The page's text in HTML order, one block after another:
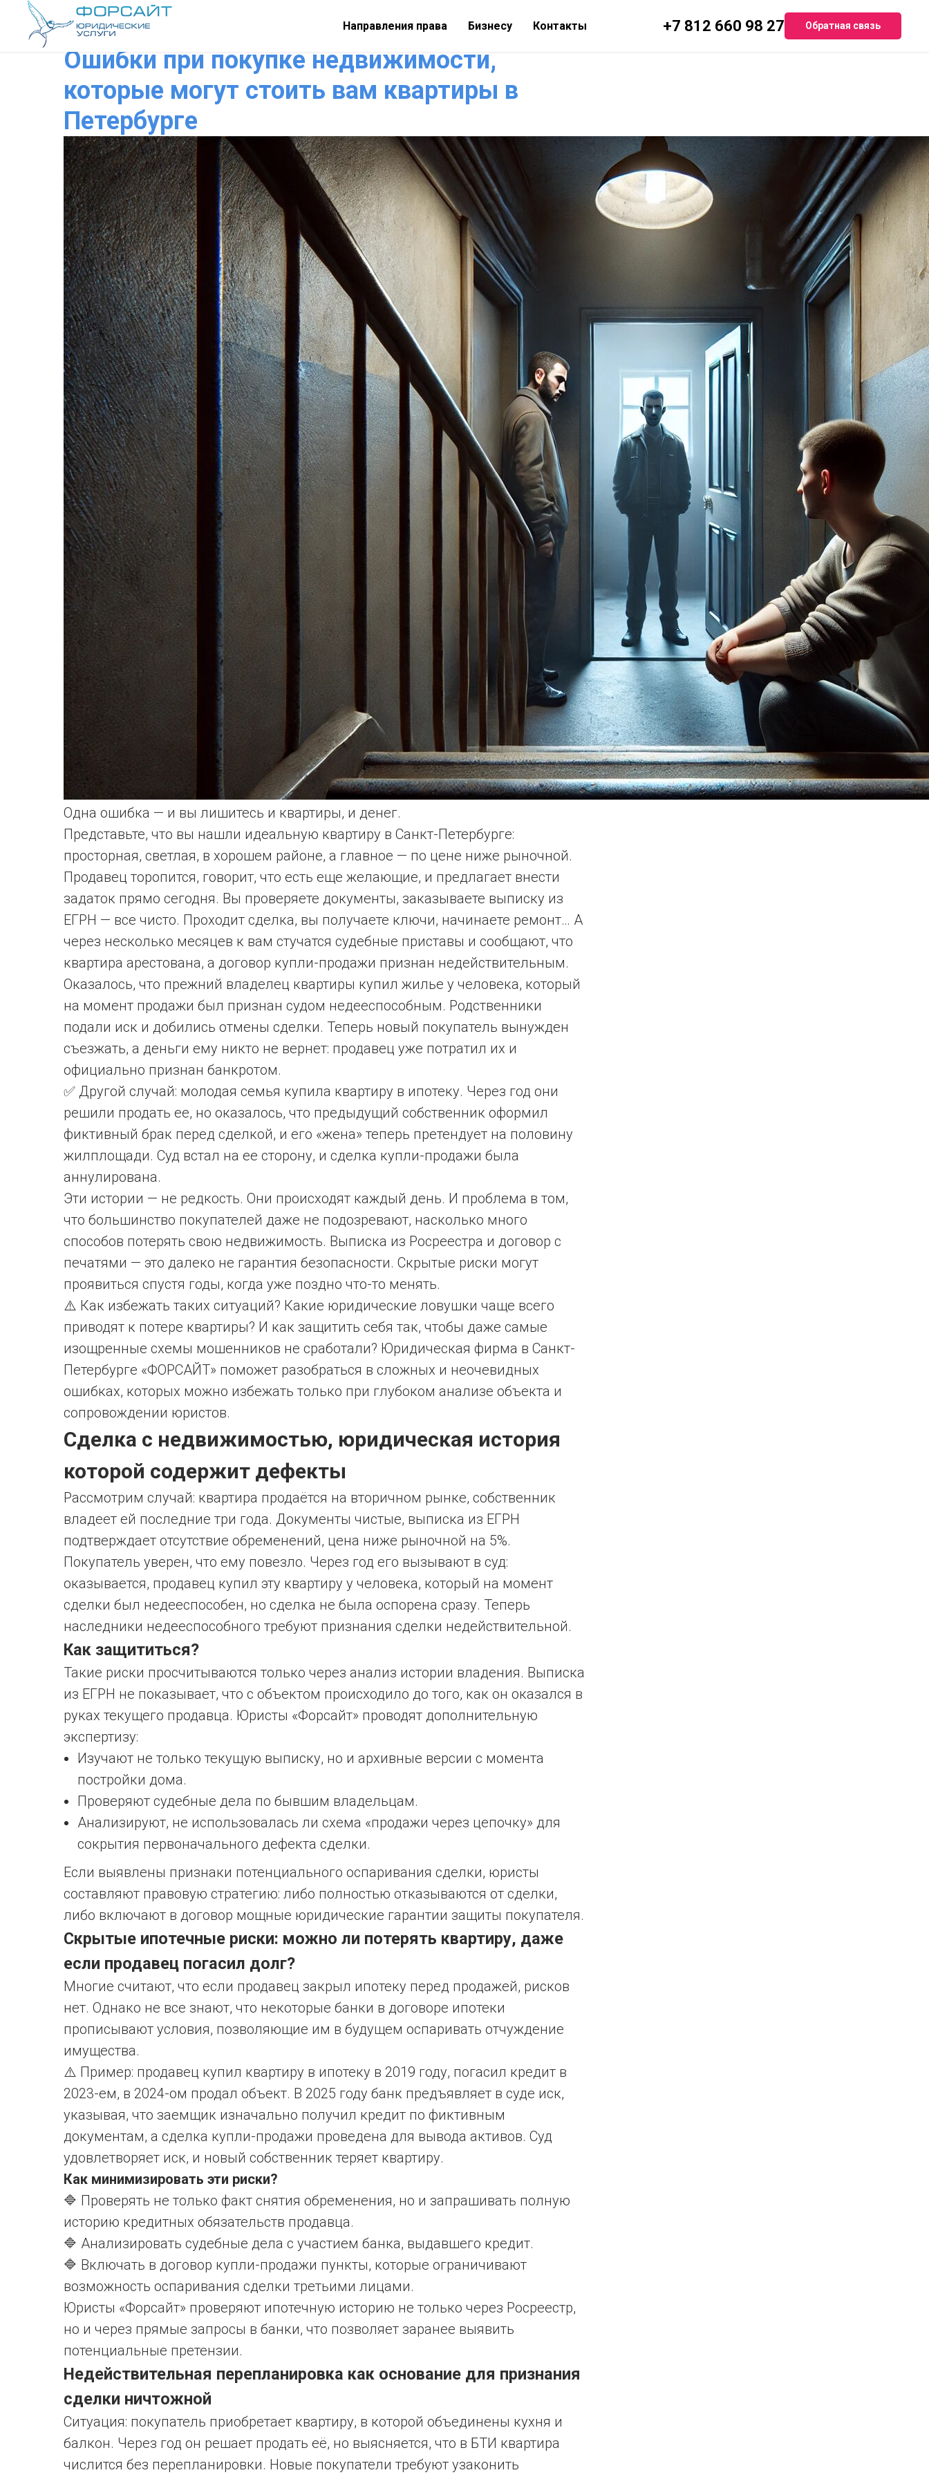
Направления права Бизнесу Контакты +7 812 660 98 27 Обратная связь
Ошибки при покупке недвижимости,
которые могут стоить вам квартиры в
Петербурге
Одна ошибка — и вы лишитесь и квартиры, и денег.
Представьте, что вы нашли идеальную квартиру в Санкт-Петербурге:
просторная, светлая, в хорошем районе, а главное — по цене ниже рыночной.
Продавец торопится, говорит, что есть еще желающие, и предлагает внести
задаток прямо сегодня. Вы проверяете документы, заказываете выписку из
ЕГРН — все чисто. Проходит сделка, вы получаете ключи, начинаете ремонт… А
через несколько месяцев к вам стучатся судебные приставы и сообщают, что
квартира арестована, а договор купли-продажи признан недействительным.
Оказалось, что прежний владелец квартиры купил жилье у человека, который
на момент продажи был признан судом недееспособным. Родственники
подали иск и добились отмены сделки. Теперь новый покупатель вынужден
съезжать, а деньги ему никто не вернет: продавец уже потратил их и
официально признан банкротом.
✅ Другой случай: молодая семья купила квартиру в ипотеку. Через год они
решили продать ее, но оказалось, что предыдущий собственник оформил
фиктивный брак перед сделкой, и его «жена» теперь претендует на половину
жилплощади. Суд встал на ее сторону, и сделка купли-продажи была
аннулирована.
Эти истории — не редкость. Они происходят каждый день. И проблема в том,
что большинство покупателей даже не подозревают, насколько много
способов потерять свою недвижимость. Выписка из Росреестра и договор с
печатями — это далеко не гарантия безопасности. Скрытые риски могут
проявиться спустя годы, когда уже поздно что-то менять.
⚠️ Как избежать таких ситуаций? Какие юридические ловушки чаще всего
приводят к потере квартиры? И как защитить себя так, чтобы даже самые
изощренные схемы мошенников не сработали? Юридическая фирма в Санкт-
Петербурге «ФОРСАЙТ» поможет разобраться в сложных и неочевидных
ошибках, которых можно избежать только при глубоком анализе объекта и
сопровождении юристов.
Сделка с недвижимостью, юридическая история
которой содержит дефекты
Рассмотрим случай: квартира продаётся на вторичном рынке, собственник
владеет ей последние три года. Документы чистые, выписка из ЕГРН
подтверждает отсутствие обременений, цена ниже рыночной на 5%.
Покупатель уверен, что ему повезло. Через год его вызывают в суд:
оказывается, продавец купил эту квартиру у человека, который на момент
сделки был недееспособен, но сделка не была оспорена сразу. Теперь
наследники недееспособного требуют признания сделки недействительной.
Как защититься?
Такие риски просчитываются только через анализ истории владения. Выписка
из ЕГРН не показывает, что с объектом происходило до того, как он оказался в
руках текущего продавца. Юристы «Форсайт» проводят дополнительную
экспертизу:
Изучают не только текущую выписку, но и архивные версии с момента
постройки дома.
Проверяют судебные дела по бывшим владельцам.
Анализируют, не использовалась ли схема «продажи через цепочку» для
сокрытия первоначального дефекта сделки.
Если выявлены признаки потенциального оспаривания сделки, юристы
составляют правовую стратегию: либо полностью отказываются от сделки,
либо включают в договор мощные юридические гарантии защиты покупателя.
Скрытые ипотечные риски: можно ли потерять квартиру, даже
если продавец погасил долг?
Многие считают, что если продавец закрыл ипотеку перед продажей, рисков
нет. Однако не все знают, что некоторые банки в договоре ипотеки
прописывают условия, позволяющие им в будущем оспаривать отчуждение
имущества.
⚠️ Пример: продавец купил квартиру в ипотеку в 2019 году, погасил кредит в
2023-ем, в 2024-ом продал объект. В 2025 году банк предъявляет в суде иск,
указывая, что заемщик изначально получил кредит по фиктивным
документам, а сделка купли-продажи проведена для вывода активов. Суд
удовлетворяет иск, и новый собственник теряет квартиру.
Как минимизировать эти риски?
🔷 Проверять не только факт снятия обременения, но и запрашивать полную
историю кредитных обязательств продавца.
🔷 Анализировать судебные дела с участием банка, выдавшего кредит.
🔷 Включать в договор купли-продажи пункты, которые ограничивают
возможность оспаривания сделки третьими лицами.
Юристы «Форсайт» проверяют ипотечную историю не только через Росреестр,
но и через прямые запросы в банки, что позволяет заранее выявить
потенциальные претензии.
Недействительная перепланировка как основание для признания
сделки ничтожной
Ситуация: покупатель приобретает квартиру, в которой объединены кухня и
балкон. Через год он решает продать её, но выясняется, что в БТИ квартира
числится без перепланировки. Новые покупатели требуют узаконить